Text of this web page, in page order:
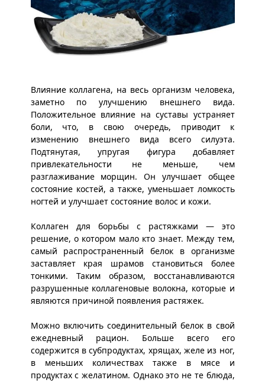
Влияние коллагена, на весь организм человека,
заметно по улучшению внешнего вида.
Положительное влияние на суставы устраняет
боли, что, в свою очередь, приводит к
изменению внешнего вида всего силуэта.
Подтянутая, упругая фигура добавляет
привлекательности не меньше, чем
разглаживание морщин. Он улучшает общее
состояние костей, а также, уменьшает ломкость
ногтей и улучшает состояние волос и кожи.
Коллаген для борьбы с растяжками — это
решение, о котором мало кто знает. Между тем,
самый распространенный белок в организме
заставляет края шрамов становиться более
тонкими. Таким образом, восстанавливаются
разрушенные коллагеновые волокна, которые и
являются причиной появления растяжек.
Можно включить соединительный белок в свой
ежедневный рацион. Больше всего его
содержится в субпродуктах, хрящах, желе из ног,
в меньших количествах также в мясе и
продуктах с желатином. Однако это не те блюда,